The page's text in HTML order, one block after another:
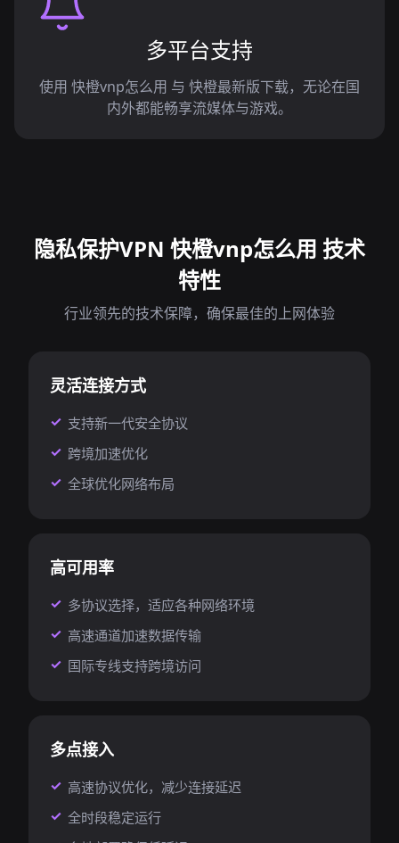
多平台支持
使用 快橙vnp怎么用 与 快橙最新版下载，无论在国
内外都能畅享流媒体与游戏。
隐私保护VPN 快橙vnp怎么用 技术
特性
行业领先的技术保障，确保最佳的上网体验
灵活连接方式
支持新一代安全协议
跨境加速优化
全球优化网络布局
高可用率
多协议选择，适应各种网络环境
高速通道加速数据传输
国际专线支持跨境访问
多点接入
高速协议优化，减少连接延迟
全时段稳定运行